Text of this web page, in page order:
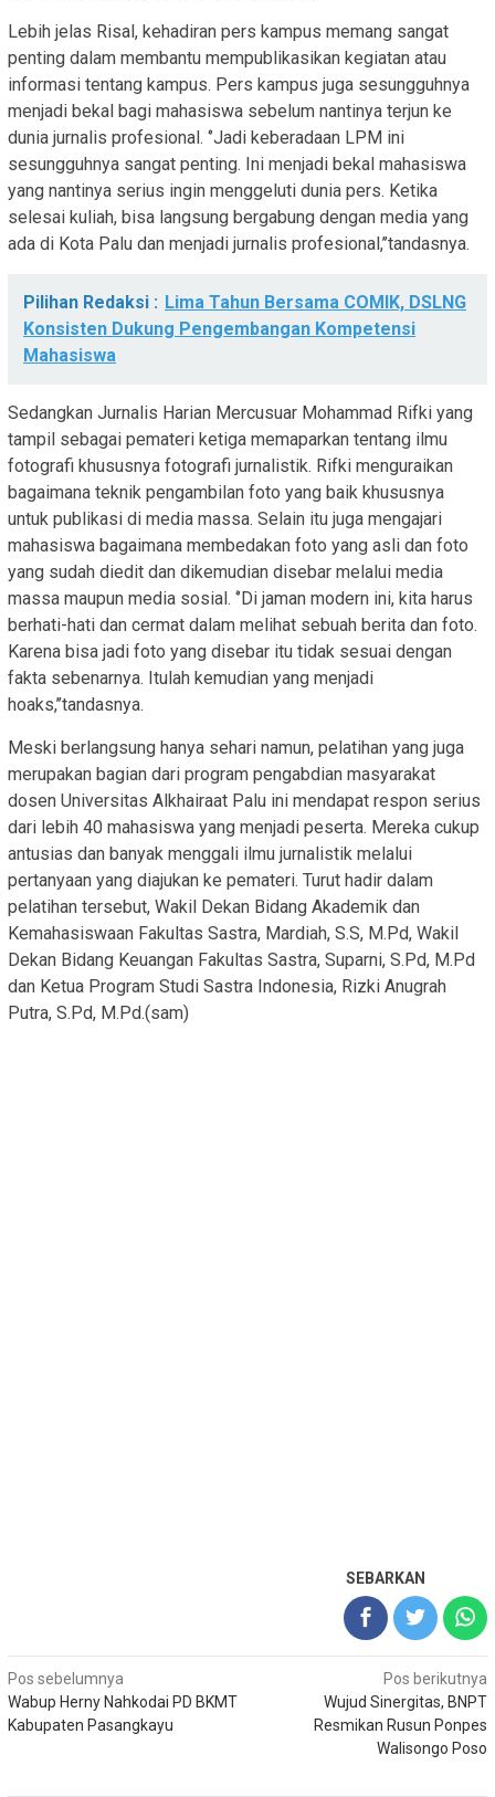
Lebih jelas Risal, kehadiran pers kampus memang sangat
penting dalam membantu mempublikasikan kegiatan atau
informasi tentang kampus. Pers kampus juga sesungguhnya
menjadi bekal bagi mahasiswa sebelum nantinya terjun ke
dunia jurnalis profesional. ‘’Jadi keberadaan LPM ini
sesungguhnya sangat penting. Ini menjadi bekal mahasiswa
yang nantinya serius ingin menggeluti dunia pers. Ketika
selesai kuliah, bisa langsung bergabung dengan media yang
ada di Kota Palu dan menjadi jurnalis profesional,’’tandasnya.
Pilihan Redaksi : Lima Tahun Bersama COMIK, DSLNG
Konsisten Dukung Pengembangan Kompetensi
Mahasiswa
Sedangkan Jurnalis Harian Mercusuar Mohammad Rifki yang
tampil sebagai pemateri ketiga memaparkan tentang ilmu
fotografi khususnya fotografi jurnalistik. Rifki menguraikan
bagaimana teknik pengambilan foto yang baik khususnya
untuk publikasi di media massa. Selain itu juga mengajari
mahasiswa bagaimana membedakan foto yang asli dan foto
yang sudah diedit dan dikemudian disebar melalui media
massa maupun media sosial. ‘’Di jaman modern ini, kita harus
berhati-hati dan cermat dalam melihat sebuah berita dan foto.
Karena bisa jadi foto yang disebar itu tidak sesuai dengan
fakta sebenarnya. Itulah kemudian yang menjadi
hoaks,’’tandasnya.
Meski berlangsung hanya sehari namun, pelatihan yang juga
merupakan bagian dari program pengabdian masyarakat
dosen Universitas Alkhairaat Palu ini mendapat respon serius
dari lebih 40 mahasiswa yang menjadi peserta. Mereka cukup
antusias dan banyak menggali ilmu jurnalistik melalui
pertanyaan yang diajukan ke pemateri. Turut hadir dalam
pelatihan tersebut, Wakil Dekan Bidang Akademik dan
Kemahasiswaan Fakultas Sastra, Mardiah, S.S, M.Pd, Wakil
Dekan Bidang Keuangan Fakultas Sastra, Suparni, S.Pd, M.Pd
dan Ketua Program Studi Sastra Indonesia, Rizki Anugrah
Putra, S.Pd, M.Pd.(sam)
SEBARKAN
Navigasi
pos
Pos sebelumnya
Wabup Herny Nahkodai PD BKMT
Kabupaten Pasangkayu
Pos berikutnya
Wujud Sinergitas, BNPT
Resmikan Rusun Ponpes
Walisongo Poso